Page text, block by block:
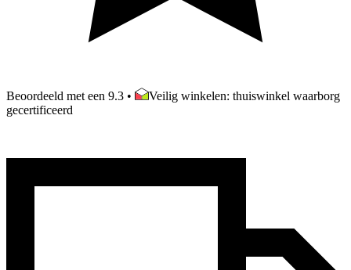
Beoordeeld met een 9.3 •
Veilig winkelen: thuiswinkel waarborg
gecertificeerd